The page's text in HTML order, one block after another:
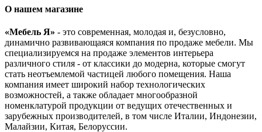
О нашем магазине
«Мебель Я» - это современная, молодая и, безусловно,
динамично развивающаяся компания по продаже мебели. Мы
специализируемся на продаже элементов интерьера
различного стиля - от классики до модерна, которые смогут
стать неотъемлемой частицей любого помещения. Наша
компания имеет широкий набор технологических
возможностей, а также обладает многообразной
номенклатурой продукции от ведущих отечественных и
зарубежных производителей, в том числе Италии, Индонезии,
Малайзии, Китая, Белоруссии.